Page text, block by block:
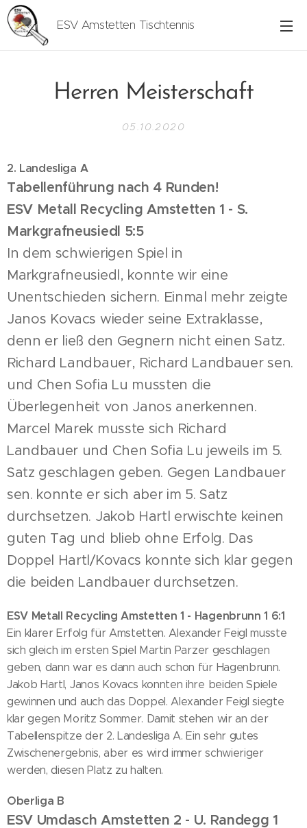
ESV Amstetten Tischtennis
Herren Meisterschaft
05.10.2020
2. Landesliga A
Tabellenführung nach 4 Runden!
ESV Metall Recycling Amstetten 1 - S.
Markgrafneusiedl 5:5
In dem schwierigen Spiel in
Markgrafneusiedl, konnte wir eine
Unentschieden sichern. Einmal mehr zeigte
Janos Kovacs wieder seine Extraklasse,
denn er ließ den Gegnern nicht einen Satz.
Richard Landbauer, Richard Landbauer sen.
und Chen Sofia Lu mussten die
Überlegenheit von Janos anerkennen.
Marcel Marek musste sich Richard
Landbauer und Chen Sofia Lu jeweils im 5.
Satz geschlagen geben. Gegen Landbauer
sen. konnte er sich aber im 5. Satz
durchsetzen. Jakob Hartl erwischte keinen
guten Tag und blieb ohne Erfolg. Das
Doppel Hartl/Kovacs konnte sich klar gegen
die beiden Landbauer durchsetzen.
ESV Metall Recycling Amstetten 1 - Hagenbrunn 1 6:1
Ein klarer Erfolg für Amstetten. Alexander Feigl musste
sich gleich im ersten Spiel Martin Parzer geschlagen
geben, dann war es dann auch schon für Hagenbrunn.
Jakob Hartl, Janos Kovacs konnten ihre beiden Spiele
gewinnen und auch das Doppel. Alexander Feigl siegte
klar gegen Moritz Sommer. Damit stehen wir an der
Tabellenspitze der 2. Landesliga A. Ein sehr gutes
Zwischenergebnis, aber es wird immer schwieriger
werden, diesen Platz zu halten.
Oberliga B
ESV Umdasch Amstetten 2 - U. Randegg 1